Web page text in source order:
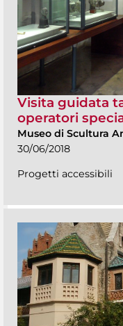
Visita guidata
operatori
Museo di Scultura
30/06/2018
Progetti accessibili